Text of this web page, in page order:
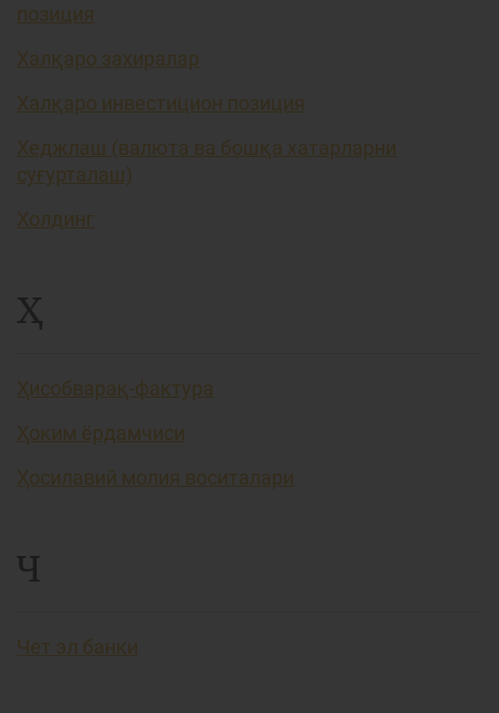
позиция
Халқаро захиралар
Халқаро инвестицион позиция
Хеджлаш (валюта ва бошқа хатарларни
суғурталаш)
Холдинг
Ҳ
Ҳисобварақ-фактура
Ҳоким ёрдамчиси
Ҳосилавий молия воситалари
Ч
Чет эл банки